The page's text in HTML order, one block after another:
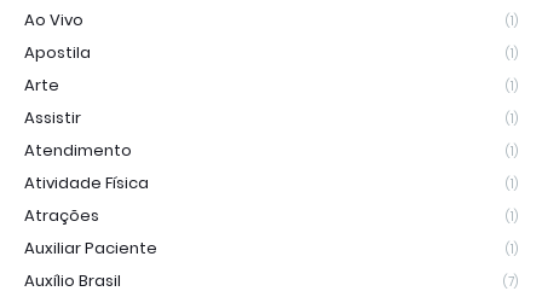
Ao Vivo (1)
Apostila (1)
Arte (1)
Assistir (1)
Atendimento (1)
Atividade Física (1)
Atrações (1)
Auxiliar Paciente (1)
Auxílio Brasil (7)